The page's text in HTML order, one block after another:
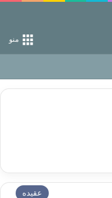
منو
از راه خداست‌!
عقیده